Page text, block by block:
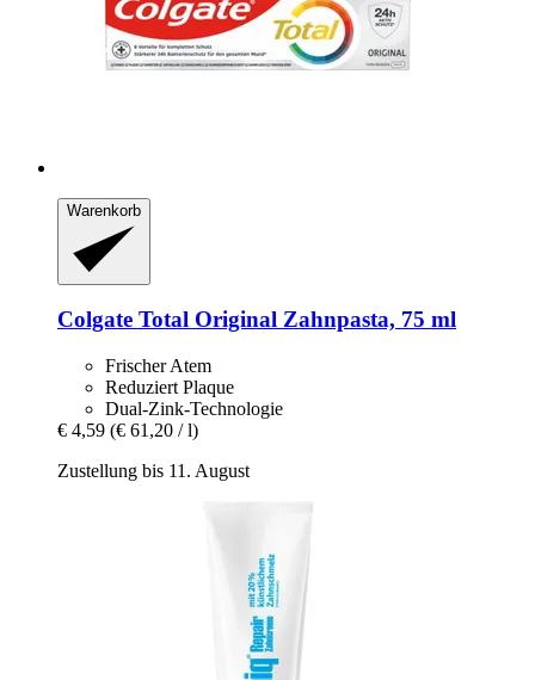
Warenkorb
Colgate Total Original Zahnpasta, 75 ml
Frischer Atem
Reduziert Plaque
Dual-Zink-Technologie
€ 4,59 (€ 61,20 / l)
Zustellung bis 11. August